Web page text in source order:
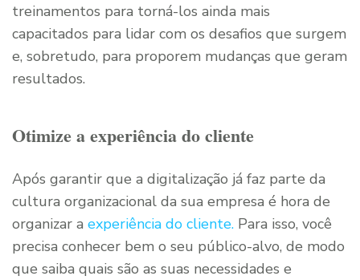
treinamentos para torná-los ainda mais
capacitados para lidar com os desafios que surgem
e, sobretudo, para proporem mudanças que geram
resultados.
Otimize a experiência do cliente
Após garantir que a digitalização já faz parte da
cultura organizacional da sua empresa é hora de
organizar a experiência do cliente. Para isso, você
precisa conhecer bem o seu público-alvo, de modo
que saiba quais são as suas necessidades e